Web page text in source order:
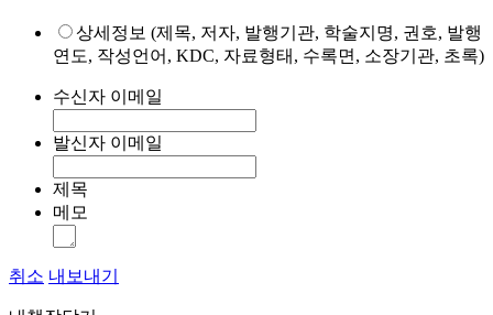
상세정보 (제목, 저자, 발행기관, 학술지명, 권호, 발행
연도, 작성언어, KDC, 자료형태, 수록면, 소장기관, 초록)
수신자 이메일
발신자 이메일
제목
메모
취소 내보내기